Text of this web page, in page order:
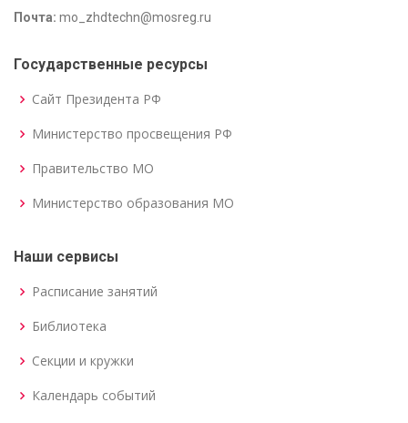
Почта: mo_zhdtechn@mosreg.ru
Государственные ресурсы
Сайт Президента РФ
Министерство просвещения РФ
Правительство МО
Министерство образования МО
Наши сервисы
Расписание занятий
Библиотека
Секции и кружки
Календарь событий